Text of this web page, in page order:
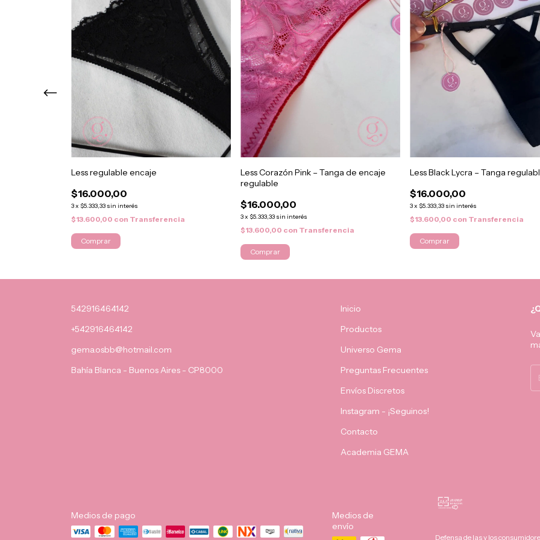
Less regulable encaje
$16.000,00
3x $5.333,33 sin interés
$13.600,00 con Transferencia
Less Corazón Pink – Tanga de encaje
regulable
$16.000,00
3x $5.333,33 sin interés
$13.600,00 con Transferencia
Less Black Lycra – Tanga
$16.000,00
3x $5.333,33 sin interés
$13.600,00 con Transferencia
542916464142
+542916464142
gema.osbb@hotmail.com
Bahía Blanca - Buenos Aires - CP8000
Inicio
Productos
Universo Gema
Preguntas Frecuentes
Envíos Discretos
Instagram - ¡Seguinos!
Contacto
Academia GEMA
Medios de pago
Medios de
envío
Defensa de las y los